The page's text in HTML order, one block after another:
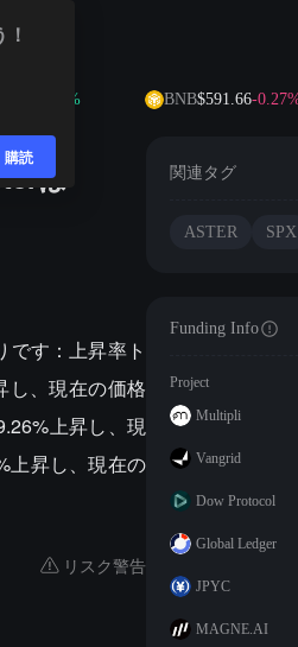
BNB$591.66-0.27%
は
す：上昇率ト
し、現在の価格
上昇し、現
上昇し、現在の
リスク警告
関連タグ
ASTER SPX
Funding Info
Project
Multipli
Vangrid
Dow Protocol
Global Ledger
JPYC
MAGNE.AI
購読